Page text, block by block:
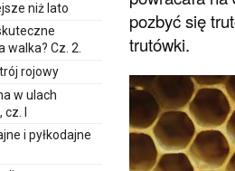
pozbyć się
trutówki.
niż lato
walka? Cz. 2.
rojowy
w ulach
I
i pyłkodajne